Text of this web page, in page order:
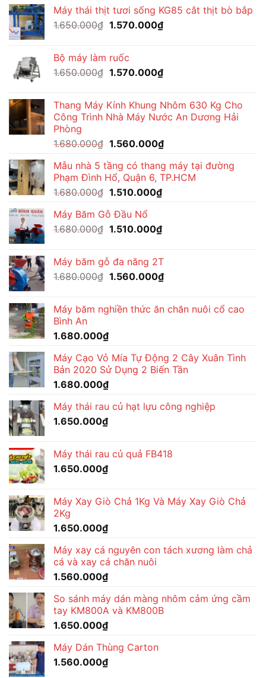
1.650.000₫. là:
Máy thái thịt tươi sống KG85 cắt thịt bò bắp
1.650.000₫ Giá
1.650.000₫.
1.570.000₫Giá
1.570.000₫.
Bộ máy làm ruốc
1.650.000₫ Giá
1.650.000₫.
1.570.000₫Giá
là:
1.570.000₫.
Thang Máy Kính Khung Nhôm 630 Kg Cho
Công Trình Nhà Máy Nước An Dương Hải
Phòng
1.680.000₫ Giá
là:
1.680.000₫.
1.560.000₫Giá
tại
là:
Mẫu nhà 5 tầng có thang máy tại đường
Phạm Đình Hổ, Quận 6, TP.HCM
1.680.000₫ Giá
là:
1.680.000₫.
1.510.000₫Giá
là:
Máy Băm Gỗ Đầu Nổ
1.680.000₫ Giá
1.680.000₫.
1.510.000₫Giá
là:
1.510.000₫.
Máy băm gỗ đa năng 2T
1.680.000₫ Giá
1.680.000₫.
1.560.000₫Giá
là:
Máy băm nghiền thức ăn chăn nuôi cổ cao
Bình An
1.680.000₫
Máy Cạo Vỏ Mía Tự Động 2 Cây Xuân Tình
Bản 2020 Sử Dụng 2 Biến Tần
1.680.000₫
Máy thái rau củ hạt lựu công nghiệp
1.650.000₫
Máy thái rau củ quả FB418
1.650.000₫
Máy Xay Giò Chả 1Kg Và Máy Xay Giò Chả
2Kg
1.650.000₫
Máy xay cá nguyên con tách xương làm chả
cá và xay cá chăn nuôi
1.560.000₫
So sánh máy dán màng nhôm cảm ứng cầm
tay KM800A và KM800B
1.650.000₫
Máy Dán Thùng Carton
1.560.000₫